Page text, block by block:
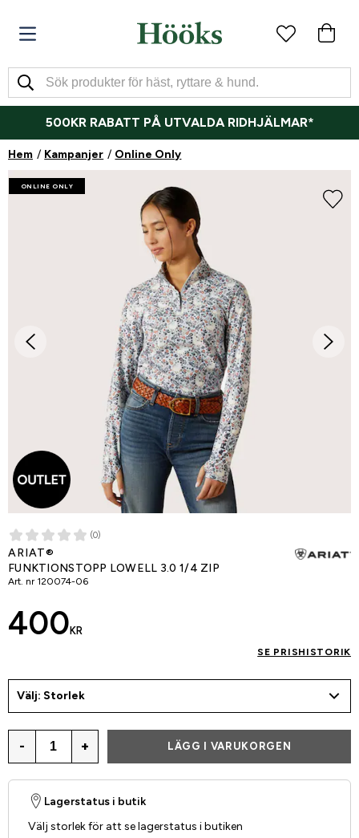
500KR RABATT PÅ UTVALDA RIDHJÄLMAR*
Hem Kampanjer Online Only
ONLINE ONLY
(0)
ARIAT®
FUNKTIONSTOPP LOWELL 3.0 1/4 ZIP
Art. nr 120074-06
400 KR
SE PRISHISTORIK
Välj: Storlek
- + LÄGG I VARUKORGEN
Lagerstatus i butik
Välj storlek för att se lagerstatus i butiken